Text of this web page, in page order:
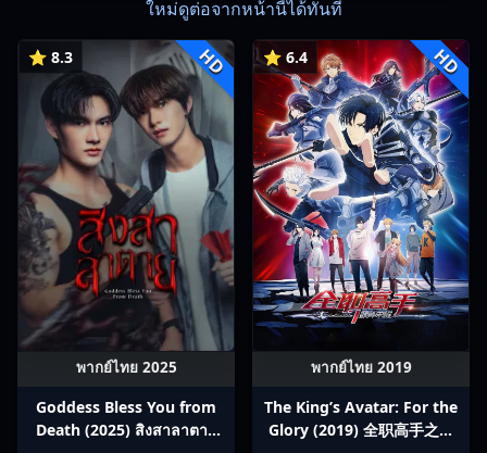
ใหม่ดูต่อจากหน้านี้ได้ทันที
⭐ 8.3 HD
พากย์ไทย 2025
Goddess Bless You from
Death (2025) สิงสาลาตาย
⭐ 6.4 HD
พากย์ไทย 2019
The King’s Avatar: For the
Glory (2019) 全职高手之巅